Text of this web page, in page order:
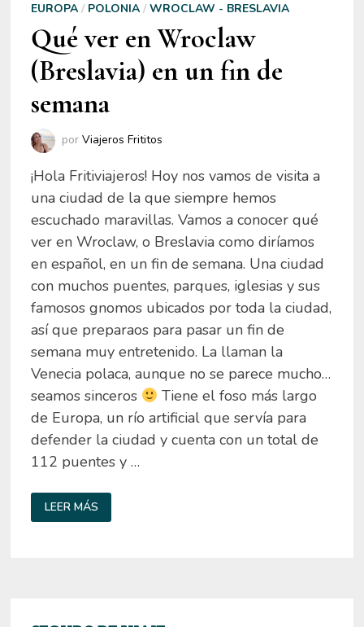
EUROPA/ POLONIA/ WROCLAW - BRESLAVIA
Qué ver en Wroclaw
(Breslavia) en un fin de
semana
por Viajeros Frititos
¡Hola Fritiviajeros! Hoy nos vamos de visita a
una ciudad de la que siempre hemos
escuchado maravillas. Vamos a conocer qué
ver en Wroclaw, o Breslavia como diríamos
en español, en un fin de semana. Una ciudad
con muchos puentes, parques, iglesias y sus
famosos gnomos ubicados por toda la ciudad,
así que preparaos para pasar un fin de
semana muy entretenido. La llaman la
Venecia polaca, aunque no se parece mucho…
seamos sinceros
Tiene el foso más largo
de Europa, un río artificial que servía para
defender la ciudad y cuenta con un total de
112 puentes y …
QUÉ
VER
EN
LEER MÁS